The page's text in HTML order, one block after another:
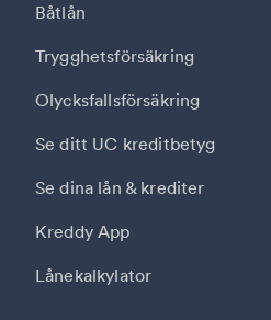
Båtlån
Trygghetsförsäkring
Olycksfallsförsäkring
Se ditt UC kreditbetyg
Se dina lån & krediter
Kreddy App
Lånekalkylator